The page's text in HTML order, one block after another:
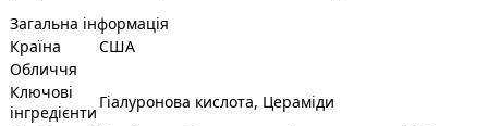
Загальна інформація
Країна
США
Обличчя
Ключові
інгредієнти
Гіалуронова кислота, Цераміди